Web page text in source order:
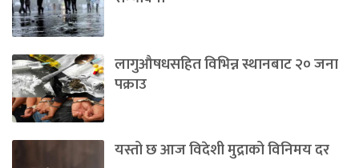
लागुऔषधसहित विभिन्न स्थानबाट २० जना
पक्राउ
यस्तो छ आज विदेशी मुद्राको विनिमय दर